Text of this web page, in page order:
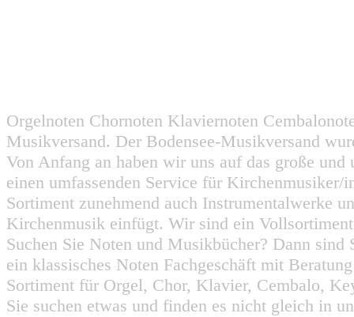
Orgelnoten Chornoten Klaviernoten
Musikversand. Der Bodensee-Musikversand
Von Anfang an haben wir uns auf das große
einen umfassenden Service für
Sortiment zunehmend auch Instrumentalwerke
Kirchenmusik einfügt. Wir sind ein
Suchen Sie Noten und Musikbücher? Dann
ein klassisches Noten Fachgeschäft mit
Sortiment für Orgel, Chor, Klavier, Cembalo,
Sie suchen etwas und finden es nicht gleich in